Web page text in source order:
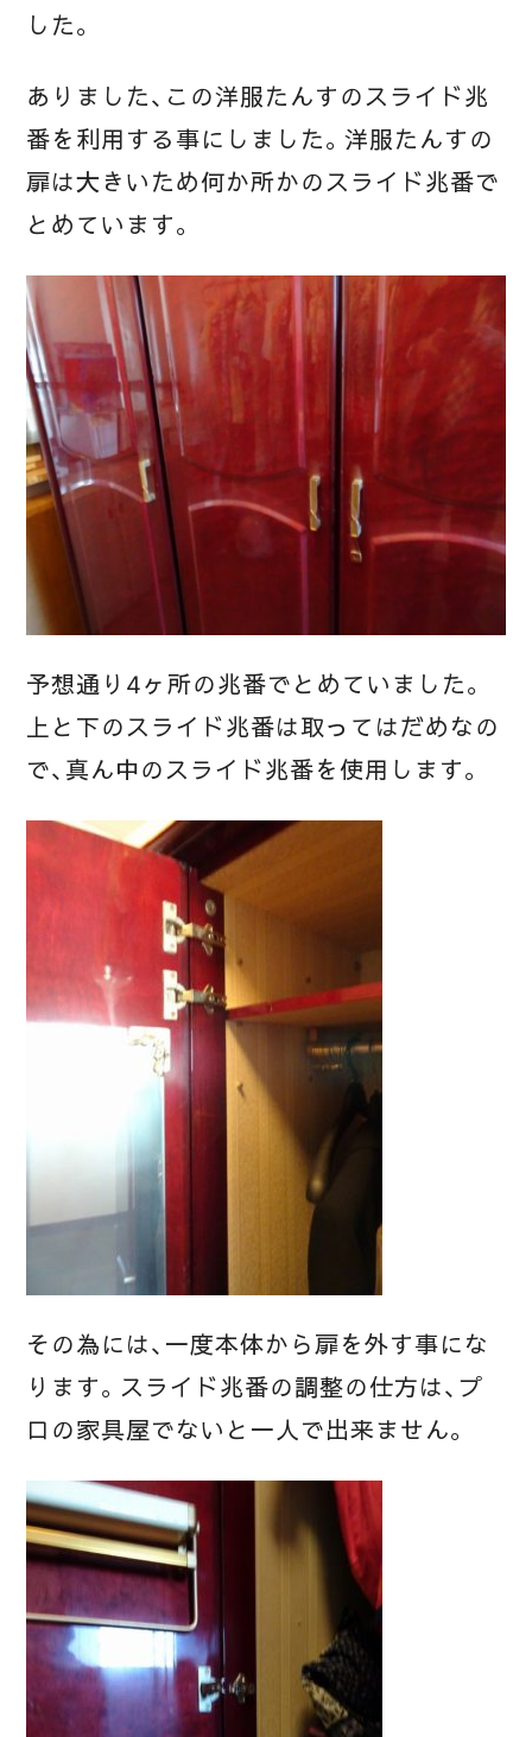
した。
ありました、この洋服たんすのスライド兆
番を利用する事にしました。洋服たんすの
扉は大きいため何か所かのスライド兆番で
とめています。
予想通り4ヶ所の兆番でとめていました。
上と下のスライド兆番は取ってはだめなの
で、真ん中のスライド兆番を使用します。
その為には、一度本体から扉を外す事にな
ります。スライド兆番の調整の仕方は、プ
ロの家具屋でないと一人で出来ません。